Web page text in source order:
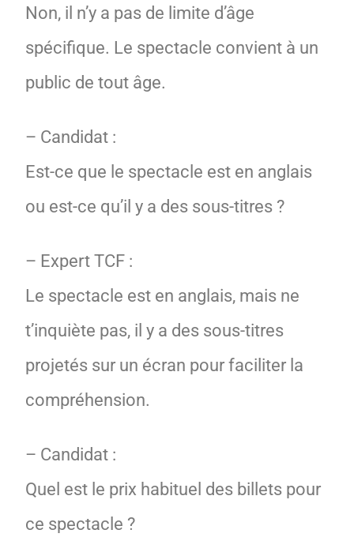
Non, il n’y a pas de limite d’âge
spécifique. Le spectacle convient à un
public de tout âge.
– Candidat :
Est-ce que le spectacle est en anglais
ou est-ce qu’il y a des sous-titres ?
– Expert TCF :
Le spectacle est en anglais, mais ne
t’inquiète pas, il y a des sous-titres
projetés sur un écran pour faciliter la
compréhension.
– Candidat :
Quel est le prix habituel des billets pour
ce spectacle ?